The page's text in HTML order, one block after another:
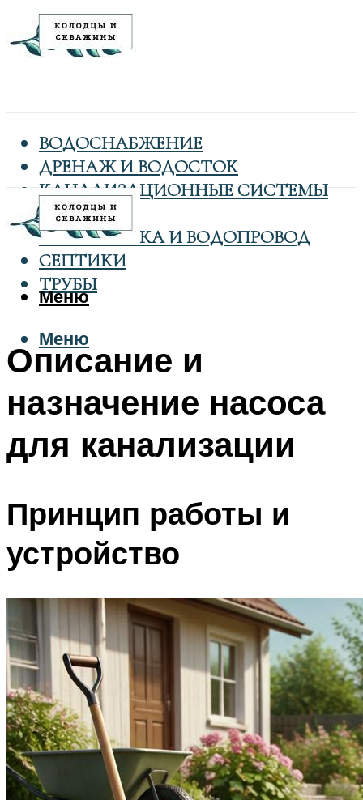
ВОДОСНАБЖЕНИЕ
ДРЕНАЖ И ВОДОСТОК
КАНАЛИЗАЦИОННЫЕ СИСТЕМЫ
КОЛОДЦЫ
САНТЕХНИКА И ВОДОПРОВОД
СЕПТИКИ
ТРУБЫ
Меню
Меню
Описание и
назначение насоса
для канализации
Принцип работы и
устройство